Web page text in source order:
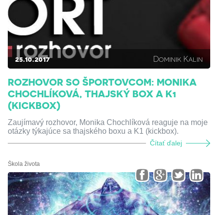
25.10.2017 Dominik Kalin
ROZHOVOR SO ŠPORTOVCOM: MONIKA
CHOCHLÍKOVÁ, THAJSKÝ BOX A K1
(KICKBOX)
Zaujímavý rozhovor, Monika Chochlíková reaguje na moje
otázky týkajúce sa thajského boxu a K1 (kickbox).
Čítať ďalej
Škola života